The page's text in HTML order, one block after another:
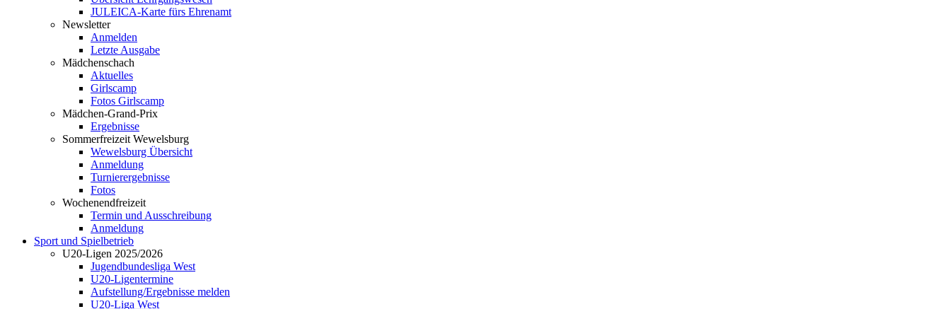
JULEICA-Karte fürs Ehrenamt
Newsletter
Anmelden
Letzte Ausgabe
Mädchenschach
Aktuelles
Girlscamp
Fotos Girlscamp
Mädchen-Grand-Prix
Ergebnisse
Sommerfreizeit Wewelsburg
Wewelsburg Übersicht
Anmeldung
Turnierergebnisse
Fotos
Wochenendfreizeit
Termin und Ausschreibung
Anmeldung
Sport und Spielbetrieb
U20-Ligen 2025/2026
Jugendbundesliga West
U20-Ligentermine
Aufstellung/Ergebnisse melden
U20-Liga West